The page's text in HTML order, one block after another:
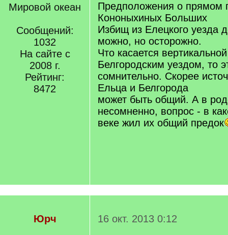
Мировой океан
Сообщений:
1032
На сайте с
2008 г.
Рейтинг:
8472
Предположения о прямом
Кононыхиных Больших
Избищ из Елецкого уезда
можно, но осторожно.
Что касается
Белгородским уездом, то
сомнительно. Скорее
Ельца и Белгорода
может быть общий. А в
несомненно, вопрос - в
веке жил их общий предок
Юрч
16 окт. 2013 0:12